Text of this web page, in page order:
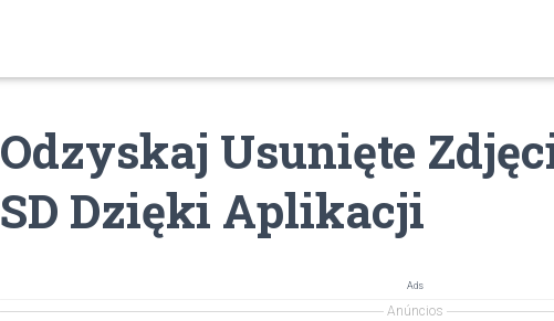
Odzyskaj Usunięte
SD Dzięki Aplikacji
Ads
Anúncios